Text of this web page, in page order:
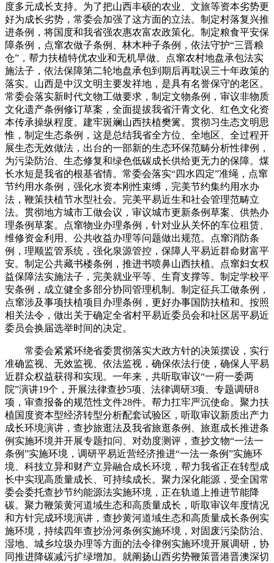
度多元成长支持。为了把山西丰硕的农业、文旅等资本劣势更
好为成长劣势，常委会加强了这方面的立法。制定村落复兴推
进条例，将国度和我省强农惠农富农政策化。制定粮食平安保
障条例，点窜农做子条例、林木种子条例，依法守护“三晋粮
仓”，帮力扶植特优农业和无机旱做。点窜农村地盘承包法实
施法子，依法保障第二轮地盘承包到期后再耽误三十年政策的
落实。山西是中汉文明主要发祥地，是具有名誉保守的老区。
常委会落实新时代文物工做要求，制定文物条例，审议非物质
文化遗产条例修订草案，全面提拔我省汗青文化、红色文化资
本传承操纵程度。建牢斑斓山西扶植樊篱。贯彻习生态文明思
惟，制定生态条例，这是总结我省全方位、全地区、全过程开
展生态无效做法，出台的一部新的生态环保范畴分析性律例，
为污染防治、生态修复和绿色低碳成长供给更无力的保障。煤
长水短是我省的根基省情。常委会落实“四水四定”准绳，点窜
节约用水条例，强化水资本刚性束缚，完美节约集约用水办
法，鞭策扶植节水型社会。完美平易近生和社会管理范畴立
法。贯彻地方城市工做会议，审议城市更新条例草案、供热办
理条例草案。点窜物业办理条例，针对业从关怀的车位租赁、
维修资金利用、公共收益办理等问题做出规范。点窜消防条
例，理顺监管系统，强化泉源管控，保障人平易近群命财富平
安。制定公共藏书楼条例，推进书喷鼻山西扶植。点窜妇女权
益保障法实施法子，完美就业平等、生育支撑等。制定学校平
安条例，成立健全多部分协同管理机制。制定征兵工做条例，
点窜涉及事项扶植项目办理条例，更好办事国防扶植和。按照
相关法令，做出关于确定全省村平易近委员会和社区居平易近
委员会换届选举时间的决定。
常委会紧紧环绕省委贯彻落实大政方针的决策摆设，实行
准确监视、无效监视、依法监视，确保依法行使，确保人平易
近群众权益获得和实现。一年来，共听取审议“一府一委两
院”演讲19个，开展法律查抄5项、法律调研3项、专题调研8
项，审查报备的规范性文件28件。帮力扛牢严沉使命。聚力扶
植国度资本型经济转型分析配套试验区，听取审议新质出产力
成长环境演讲，查抄旅逛法及我省旅逛条例、旅逛成长推进条
例实施环境并开展专题扣问、对劲度测评，查抄文物“一法一
条例”实施环境，调研平易近营经济推进“一法一条例”实施环
境、科技立异和财产立异融合成长环境，帮力我省正在转型成
长中实现高质量成长、可持续成长。聚力深化能源，受全国常
委会委托查抄节约能源法实施环境，正在轨道上推进节能降
碳。聚力鞭策黄河道域生态和高质量成长，听取审议年度情况
和方针完成环境演讲，查抄黄河道域生态和高质量成长条例实
施环境，持续四年查抄汾河条例实施环境，对固废污染防治、
湿地、城乡垃圾办理等方面的法令律例实施环境开展调研，协
同推进降碳减污扩绿增加。就阐扬山西劣势鞭策晋港晋澳深切